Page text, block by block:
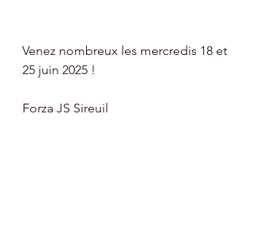
Venez nombreux les mercredis 18 et
25 juin 2025 !
Forza JS Sireuil